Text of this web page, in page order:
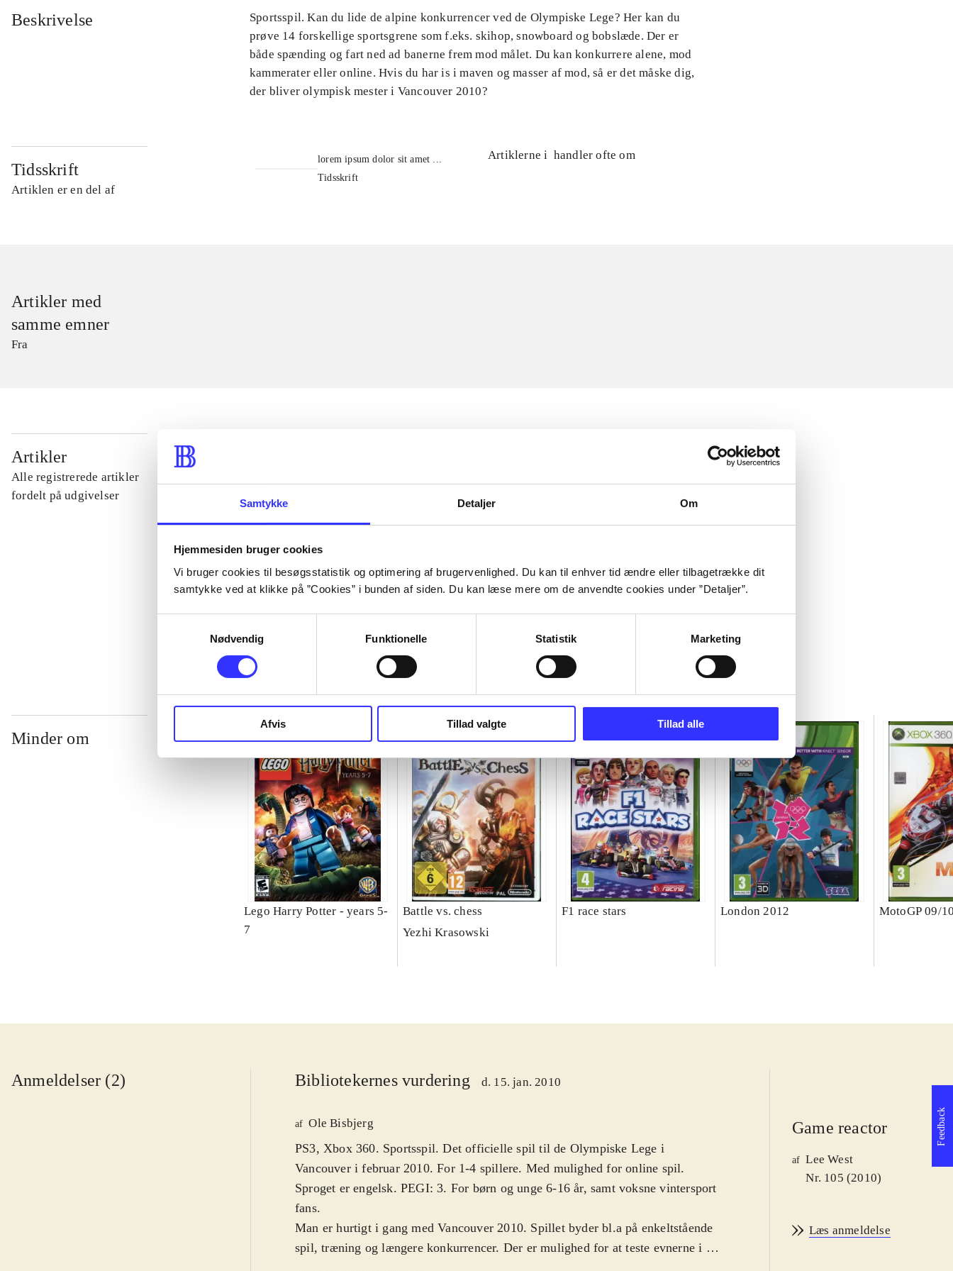
Samtykke Detaljer Om
Hjemmesiden bruger cookies
Vi bruger cookies til besøgsstatistik og optimering af brugervenlighed. Du kan til enhver tid ændre eller tilbagetrække dit
samtykke ved at klikke på ”Cookies” i bunden af siden. Du kan læse mere om de anvendte cookies under ”Detaljer”.
Nødvendig
Funktionelle Statistik Marketing
Afvis Tillad valgte Tillad alle
Beskrivelse
Sportsspil. Kan du lide de alpine konkurrencer ved de Olympiske Lege? Her kan du
prøve 14 forskellige sportsgrene som f.eks. skihop, snowboard og bobslæde. Der er
både spænding og fart ned ad banerne frem mod målet. Du kan konkurrere alene, mod
kammerater eller online. Hvis du har is i maven og masser af mod, så er det måske dig,
der bliver olympisk mester i Vancouver 2010?
Tidsskrift
Artiklen er en del af
lorem ipsum dolor sit amet ...
Tidsskrift
Artiklerne i handler ofte om
Artikler med
samme emner
Fra
Artikler
Alle registrerede artikler
fordelt på udgivelser
...
Minder om
Lego Harry Potter - years 5-
7
Battle vs. chess
Yezhi Krasowski
F1 race stars London 2012 MotoGP 09/
Anmeldelser (2) Bibliotekernes vurdering d. 15. jan. 2010
af Ole Bisbjerg
PS3, Xbox 360. Sportsspil. Det officielle spil til de Olympiske Lege i
Vancouver i februar 2010. For 1-4 spillere. Med mulighed for online spil.
Sproget er engelsk. PEGI: 3. For børn og unge 6-16 år, samt voksne vintersport
fans.
Man er hurtigt i gang med Vancouver 2010. Spillet byder bl.a på enkeltstående
spil, træning og længere konkurrencer. Der er mulighed for at teste evnerne i 14
Game reactor
af Lee West
Nr. 105 (2010)
Læs anmeldelse
Feedback